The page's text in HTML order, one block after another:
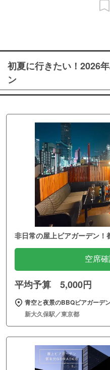
初夏に行きたい！2026
ン
非日常の屋上ビアガーデン
空席
平均予算 5,000円
青空と夜景のBBQビアガーデ
新大久保駅／東京都